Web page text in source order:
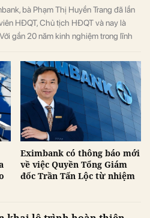
bà Phạm Thị Huyền Trang đã lần
HĐQT, Chủ tịch HĐQT và nay là
gần 20 năm kinh nghiệm trong lĩnh
bước vào giai đoạn phát triển
Eximbank có thông báo mới
về việc Quyền Tổng Giám
đốc Trần Tấn Lộc từ nhiệm